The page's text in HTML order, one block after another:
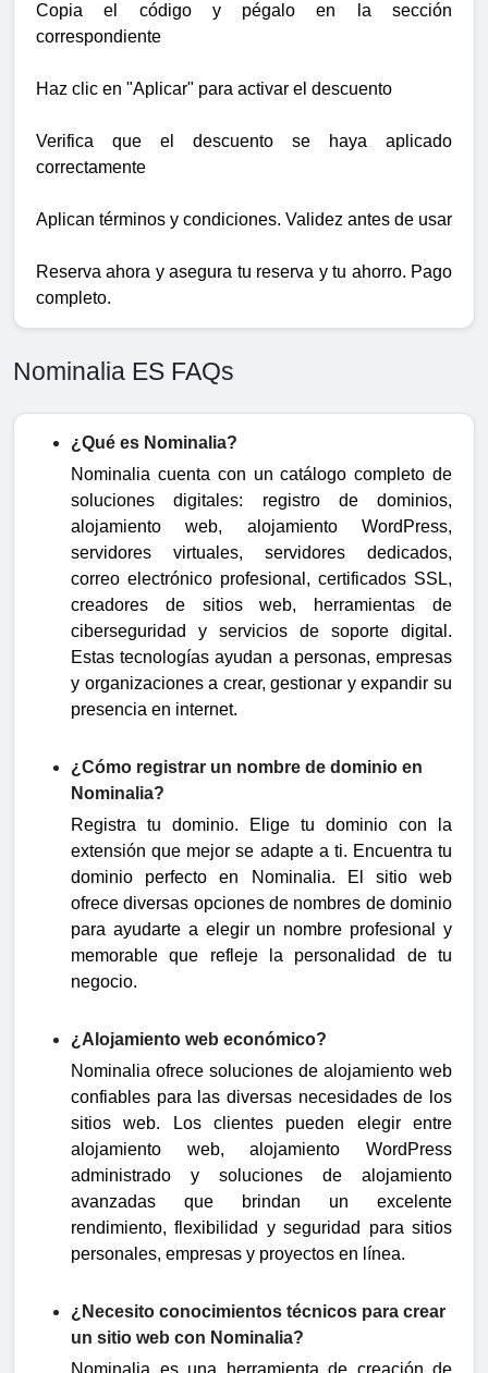
Copia el código y pégalo en la sección
correspondiente
Haz clic en "Aplicar" para activar el descuento
Verifica que el descuento se haya aplicado
correctamente
Aplican términos y condiciones. Validez antes de usar
Reserva ahora y asegura tu reserva y tu ahorro. Pago
completo.
Nominalia ES FAQs
¿Qué es Nominalia?
Nominalia cuenta con un catálogo completo de
soluciones digitales: registro de dominios,
alojamiento web, alojamiento WordPress,
servidores virtuales, servidores dedicados,
correo electrónico profesional, certificados SSL,
creadores de sitios web, herramientas de
ciberseguridad y servicios de soporte digital.
Estas tecnologías ayudan a personas, empresas
y organizaciones a crear, gestionar y expandir su
presencia en internet.
¿Cómo registrar un nombre de dominio en
Nominalia?
Registra tu dominio. Elige tu dominio con la
extensión que mejor se adapte a ti. Encuentra tu
dominio perfecto en Nominalia. El sitio web
ofrece diversas opciones de nombres de dominio
para ayudarte a elegir un nombre profesional y
memorable que refleje la personalidad de tu
negocio.
¿Alojamiento web económico?
Nominalia ofrece soluciones de alojamiento web
confiables para las diversas necesidades de los
sitios web. Los clientes pueden elegir entre
alojamiento web, alojamiento WordPress
administrado y soluciones de alojamiento
avanzadas que brindan un excelente
rendimiento, flexibilidad y seguridad para sitios
personales, empresas y proyectos en línea.
¿Necesito conocimientos técnicos para crear
un sitio web con Nominalia?